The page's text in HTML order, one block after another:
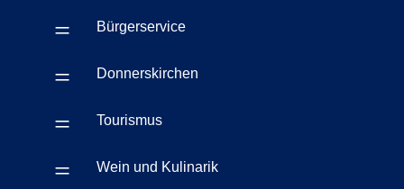
= Bürgerservice
= Donnerskirchen
= Tourismus
= Wein und Kulinarik